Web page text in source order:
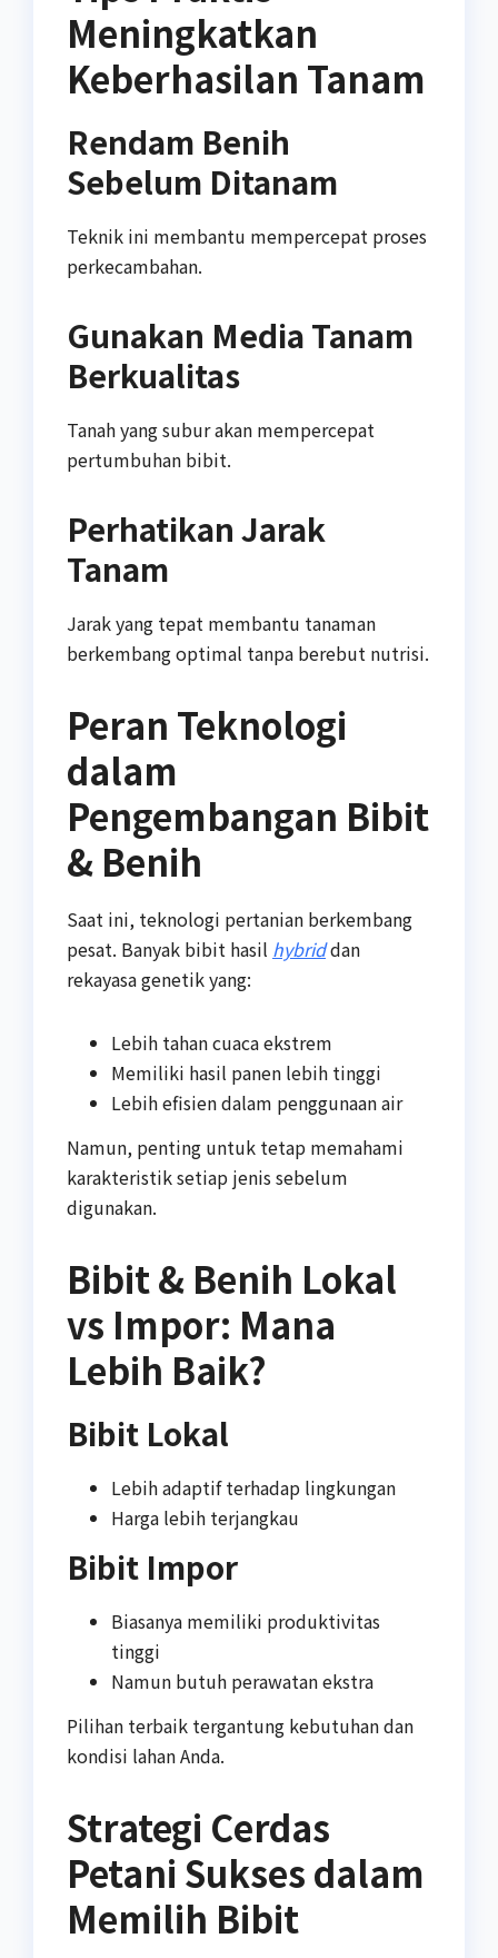
Meningkatkan
Keberhasilan Tanam
Rendam Benih
Sebelum Ditanam
Teknik ini membantu mempercepat proses
perkecambahan.
Gunakan Media Tanam
Berkualitas
Tanah yang subur akan mempercepat
pertumbuhan bibit.
Perhatikan Jarak
Tanam
Jarak yang tepat membantu tanaman
berkembang optimal tanpa berebut nutrisi.
Peran Teknologi
dalam
Pengembangan Bibit
& Benih
Saat ini, teknologi pertanian berkembang
pesat. Banyak bibit hasil hybriddan
rekayasa genetik yang:
Lebih tahan cuaca ekstrem
Memiliki hasil panen lebih tinggi
Lebih efisien dalam penggunaan air
Namun, penting untuk tetap memahami
karakteristik setiap jenis sebelum
digunakan.
Bibit & Benih Lokal
vs Impor: Mana
Lebih Baik?
Bibit Lokal
Lebih adaptif terhadap lingkungan
Harga lebih terjangkau
Bibit Impor
Biasanya memiliki produktivitas
tinggi
Namun butuh perawatan ekstra
Pilihan terbaik tergantung kebutuhan dan
kondisi lahan Anda.
Strategi Cerdas
Petani Sukses dalam
Memilih Bibit